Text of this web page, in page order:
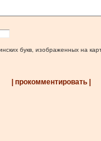
букв, изображенных на
| прокомментировать |